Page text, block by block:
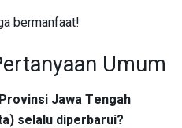
bermanfaat!
Umum
Jawa Tengah
selalu diperbarui?